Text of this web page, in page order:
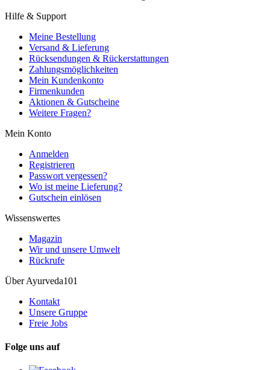
Hilfe & Support
Meine Bestellung
Versand & Lieferung
Rücksendungen & Rückerstattungen
Zahlungsmöglichkeiten
Mein Kundenkonto
Firmenkunden
Aktionen & Gutscheine
Weitere Fragen?
Mein Konto
Anmelden
Registrieren
Passwort vergessen?
Wo ist meine Lieferung?
Gutschein einlösen
Wissenswertes
Magazin
Wir und unsere Umwelt
Rückrufe
Über Ayurveda101
Kontakt
Unsere Gruppe
Freie Jobs
Folge uns auf